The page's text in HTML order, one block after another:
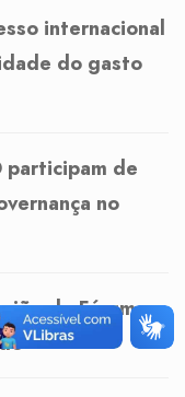
internacional
do gasto
participam de
no
do Fórum